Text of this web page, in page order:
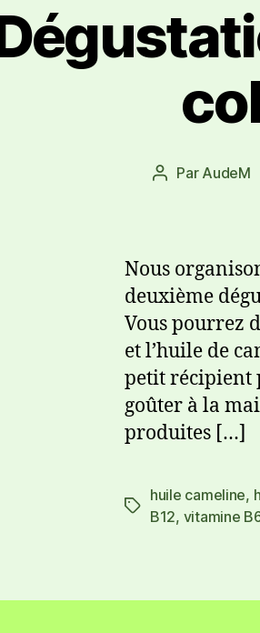
Par AudeM
Nous
deuxième
Vous pourrez
et l’huile de
petit récipient
goûter à la
produites […]
huile cameline,
B12, vitamine